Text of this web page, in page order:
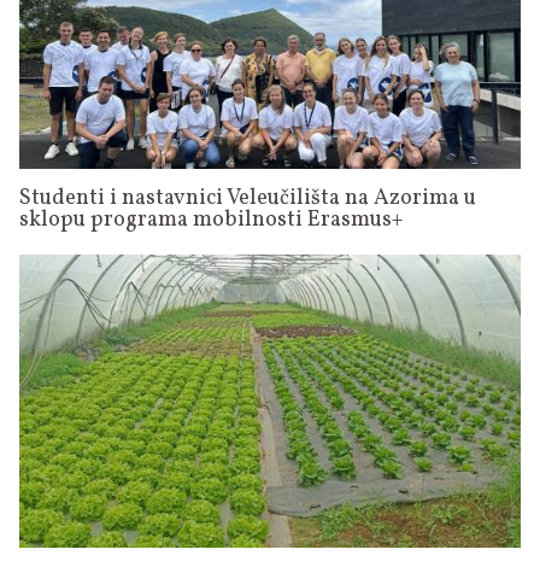
Studenti i nastavnici Veleučilišta na Azorima u
sklopu programa mobilnosti Erasmus+